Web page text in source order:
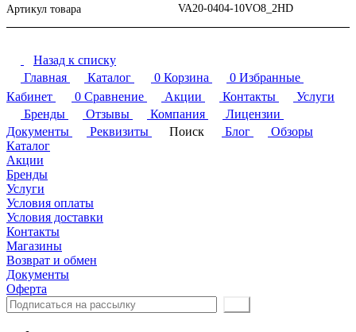
Артикул товара VA20-0404-10VO8_2HD
Назад к списку
Главная
Каталог 0 Корзина 0 Избранные
Кабинет
0 Сравнение Акции Контакты
Услуги
Бренды
Отзывы Компания
Лицензии
Документы
Реквизиты Поиск Блог
Обзоры
Каталог
Акции
Бренды
Услуги
Условия оплаты
Условия доставки
Контакты
Магазины
Возврат и обмен
Документы
Оферта